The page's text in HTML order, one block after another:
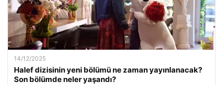
14/12/2025
Halef dizisinin yeni bölümü ne zaman yayınlanacak?
Son bölümde neler yaşandı?